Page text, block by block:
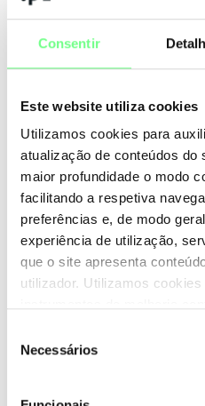
Consentir
Este website utiliza cookies
Utilizamos cookies para
atualização de conteúdos do
maior profundidade o modo
facilitando a respetiva
preferências e, de modo
experiência de utilização,
que o site apresenta
utilizador. Utilizamos cookies
Necessários
arbitragem voluntária; e
arbitragem necessária nos
12 de dezembro.
Lista dos Centros de
Consumo registados como
Alternativa de Litígios de
http://
Plataforma Europeia de